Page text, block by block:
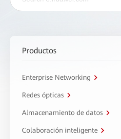
Productos
Enterprise Networking
Redes ópticas
Almacenamiento de datos
Colaboración inteligente